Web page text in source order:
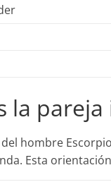
la
hombre
Esta